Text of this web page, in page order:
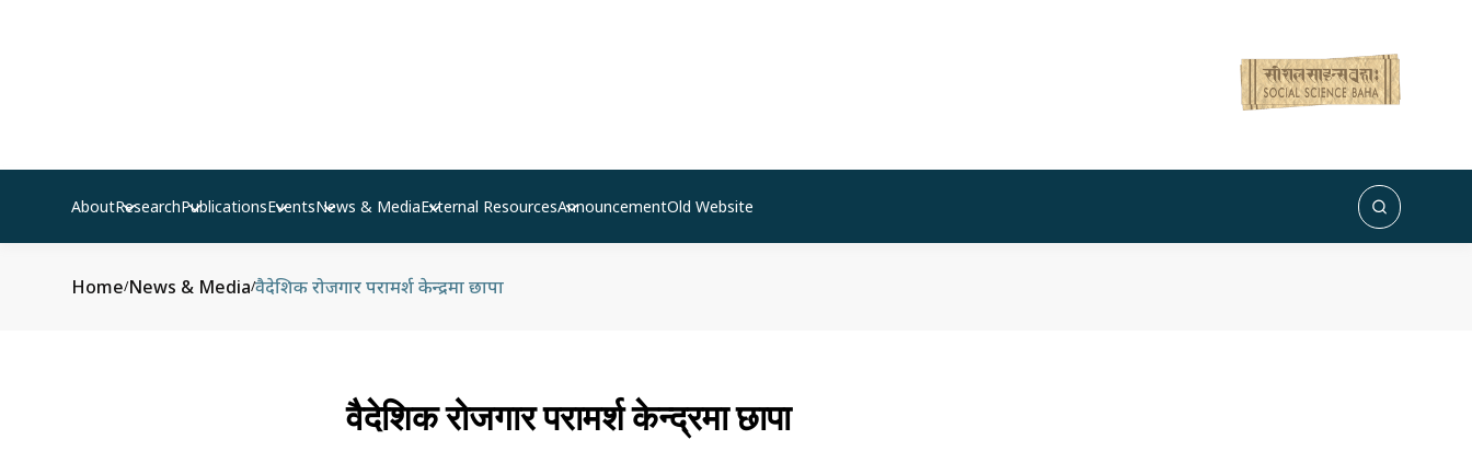
AboutResearchPublicationsEventsNews & MediaExternal ResourcesAnnouncementOld Website
Home/News & Media/वैदेशिक रोजगार परामर्श केन्द्रमा छापा
वैदेशिक रोजगार परामर्श केन्द्रमा छापा